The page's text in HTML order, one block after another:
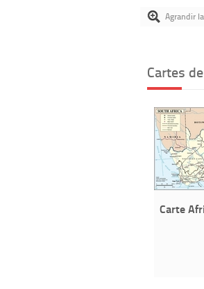
Agrandir
Cartes
Carte